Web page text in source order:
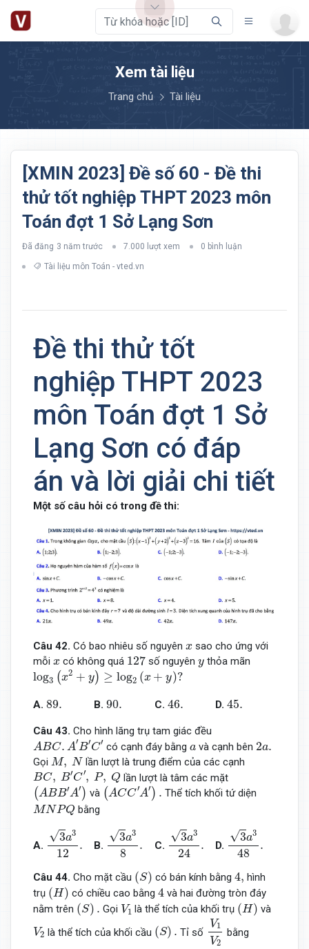
Xem tài liệu
Trang chủ Tài liệu
[XMIN 2023] Đề số 60 - Đề thi
thử tốt nghiệp THPT 2023 môn
Toán đợt 1 Sở Lạng Sơn
Đã đăng 3 năm trước 7.000 lượt xem 0 bình luận
Tài liệu môn Toán - vted.vn
Đề thi thử tốt
nghiệp THPT 2023
môn Toán đợt 1 Sở
Lạng Sơn có đáp
án và lời giải chi tiết
Một số câu hỏi có trong đề thi:
Câu 42. Có bao nhiêu số nguyên x
x sao cho ứng với
mỗi x
x có không quá 127
127 số nguyên y
y thỏa mãn
log3 (x2 + y) ≥ log2 (x + y)?
log 3(x2 +y)≥log2( x+y) ?
A. 89.
89. B. 90.
90. C. 46.
46. D. 45.
45.
Câu 43. Cho hình lăng trụ tam giác đều
ABC. A′B′C′
ABC.A′B′C′
có cạnh đáy bằnga
a và cạnh bên 2a.
2a
Gọi M, N
M, N lần lượt là trung điểm của các cạnh
BC, B′C′, P, Q
BC,B′C′,P, Q
lần lượt là tâm các mặt
(ABB′A′ )
(ABB′A′ )
và (ACC′A′) .
(ACC′A′).
Thể tích khối tứ diện
MNPQ
MNPQ bằng
A.
√3a3
12
.
a3 12
B.
√3a3
8
.
a3 8.
C.
√3a3
24
.
a3 24
D.
√3a3
48
.
a3 48
Câu 44. Cho mặt cầu (S)
(S) có bán kính bằng 4,
4
hình
trụ (H)
(H) có chiều cao bằng4
4 và hai đường tròn đáy
nằm trên (S) .
(S). Gọi V1
V1là thể tích của khối trụ (H)
(H) và
V2
V2 là thể tích của khối cầu (S) .
(S). Tỉ số
V1
V2
V1 2
bằng